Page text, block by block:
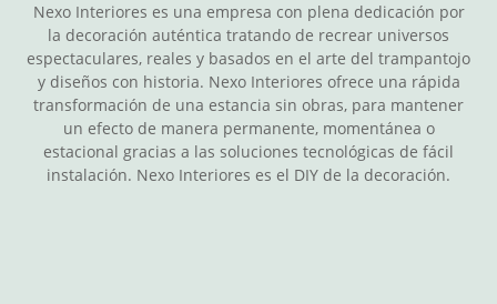
Nexo Interiores es una empresa con plena dedicación por
la decoración auténtica tratando de recrear universos
espectaculares, reales y basados en el arte del trampantojo
y diseños con historia. Nexo Interiores ofrece una rápida
transformación de una estancia sin obras, para mantener
un efecto de manera permanente, momentánea o
estacional gracias a las soluciones tecnológicas de fácil
instalación. Nexo Interiores es el DIY de la decoración.